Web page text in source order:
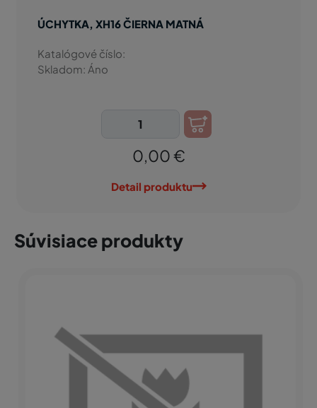
ÚCHYTKA, XH16 ČIERNA MATNÁ
Katalógové číslo:
Skladom: Áno
0,00 €
Detail produktu
Súvisiace produkty